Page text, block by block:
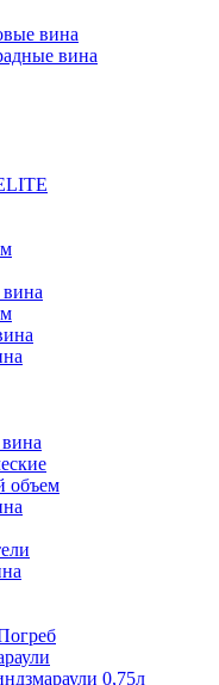
вина
вина
вина
объем
0,75л